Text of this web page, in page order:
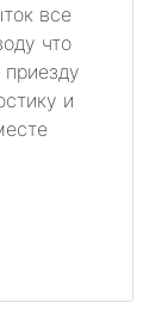
все
что
и